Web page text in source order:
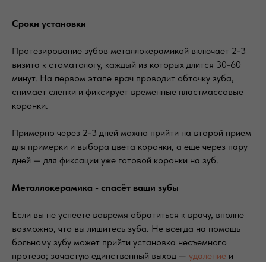
Сроки установки
Протезирование зубов металлокерамикой включает 2-3
визита к стоматологу, каждый из которых длится 30-60
минут. На первом этапе врач проводит обточку зуба,
снимает слепки и фиксирует временные пластмассовые
коронки.
Примерно через 2-3 дней можно прийти на второй прием
для примерки и выбора цвета коронки, а еще через пару
дней — для фиксации уже готовой коронки на зуб.
Металлокерамика - спасёт ваши зубы
Если вы не успеете вовремя обратиться к врачу, вполне
возможно, что вы лишитесь зуба. Не всегда на помощь
больному зубу может прийти установка несъемного
протеза; зачастую единственный выход — удаление и